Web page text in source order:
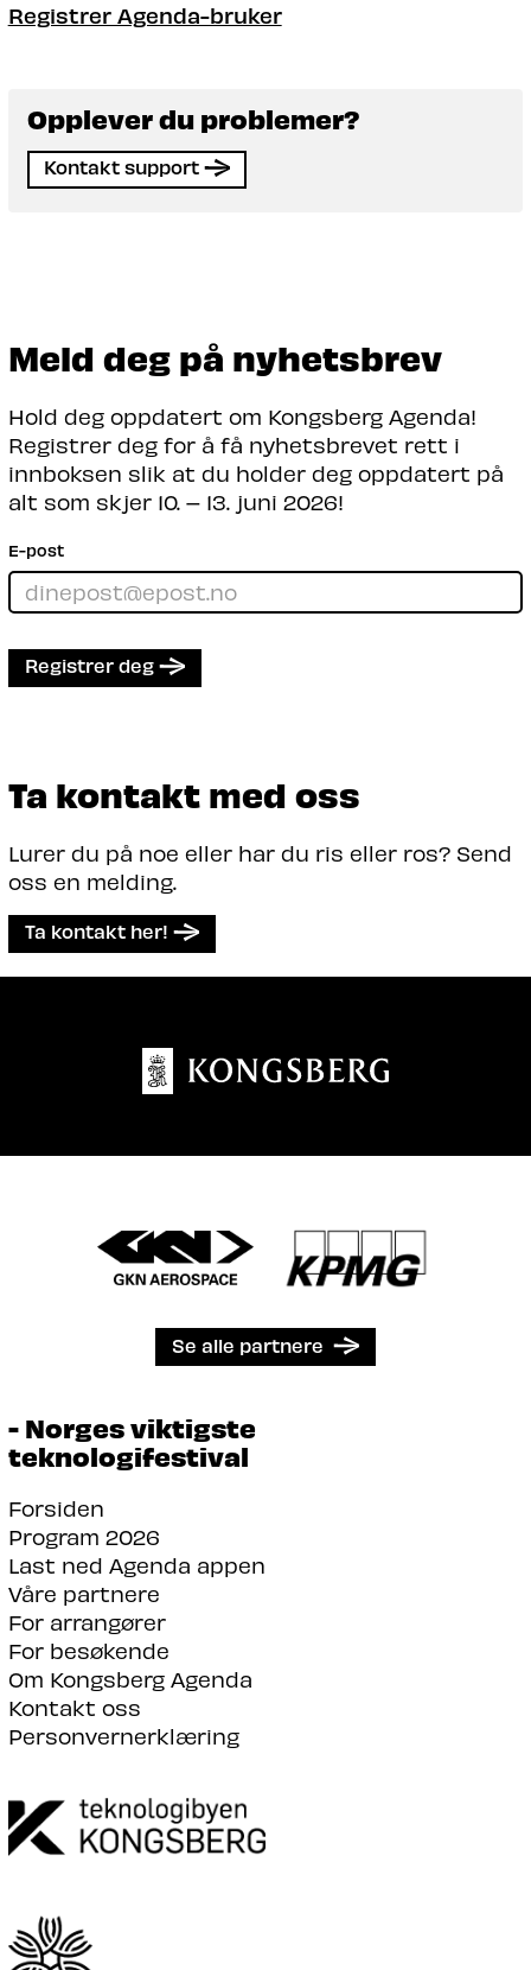
Registrer Agenda-bruker
Opplever du problemer?
Kontakt support
Meld deg på nyhetsbrev
Hold deg oppdatert om Kongsberg Agenda!
Registrer deg for å få nyhetsbrevet rett i
innboksen slik at du holder deg oppdatert på
alt som skjer 10. – 13. juni 2026!
E-post
Registrer deg
Ta kontakt med oss
Lurer du på noe eller har du ris eller ros? Send
oss en melding.
Ta kontakt her!
Se alle partnere
- Norges viktigste
teknologifestival
Forsiden
Program 2026
Last ned Agenda appen
Våre partnere
For arrangører
For besøkende
Om Kongsberg Agenda
Kontakt oss
Personvernerklæring